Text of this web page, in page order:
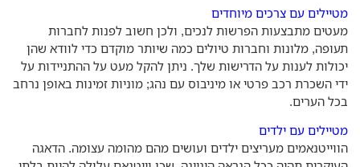
עם צרכים מיוחדים
מתבצעות הפרשות לנכים, ולכן חשוב לפנות לחברות
מלונות וחברות טיולים כמה שיותר מוקדם כדי לוודא שהן
לענות על הדרישות שלך. ניתן להקל מעט על ההתניידות על
השכרת רכב פרטי או מיניבוס עם נהג; מוניות זמינות באופן נרחב
הערים.
עם ילדים
מעריצים ילדים ועושים מהם מהומה עצומה. הדאגה